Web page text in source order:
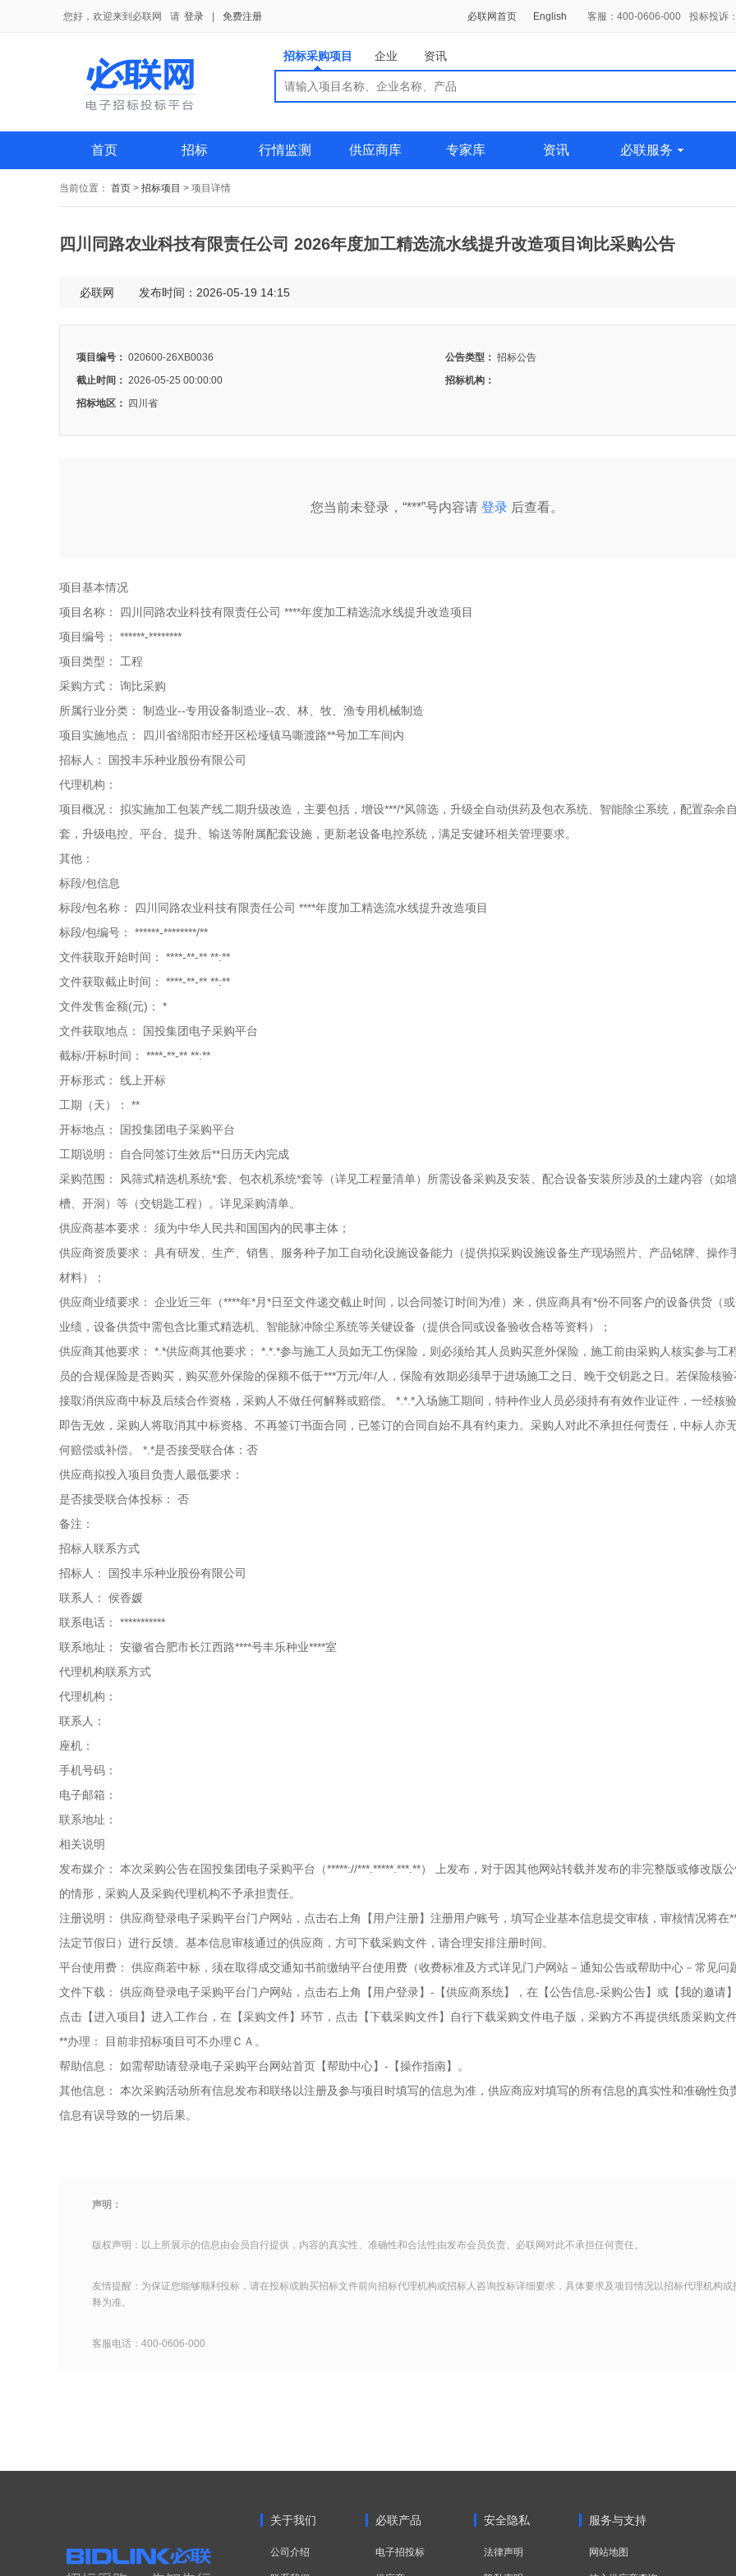
必联网首页 English 客服：400-0606-000 投标投诉
您好，欢迎来到必联网 请 登录 免费注册
招标采购项目 企业 资讯
首页 招标 行情监测 供应商库 专家库 资讯 必联服务
当前位置： 首页 > 招标项目 > 项目详情
四川同路农业科技有限责任公司 2026年度加工精选流水线提升改造项目询比采购公告
必联网 发布时间：2026-05-19 14:15
项目编号： 020600-26XB0036 公告类型： 招标公告
截止时间： 2026-05-25 00:00:00
招标机构：
招标地区：
四川省
您当前未登录，“***”号内容请 登录 后查看。
项目基本情况
项目名称：
四川同路农业科技有限责任公司 ****年度加工精选流水线提升改造项目
项目编号：
******-********
项目类型：
工程
采购方式：
询比采购
所属行业分类：
制造业--专用设备制造业--农、林、牧、渔专用机械制造
项目实施地点：
四川省绵阳市经开区松垭镇马嘶渡路**号加工车间内
招标人：
国投丰乐种业股份有限公司
代理机构：
项目概况：
拟实施加工包装产线二期升级改造，主要包括，增设***/*风筛选，升级全自动供药及包衣系统、智能除尘系统，配置杂余
套，升级电控、平台、提升、输送等附属配套设施，更新老设备电控系统，满足安健环相关管理要求。
其他：
标段/包信息
标段/包名称：
四川同路农业科技有限责任公司 ****年度加工精选流水线提升改造项目
标段/包编号：
******-********/**
文件获取开始时间：
****-**-** **:**
文件获取截止时间：
****-**-** **:**
文件发售金额(元)：
*
文件获取地点：
国投集团电子采购平台
截标/开标时间：
****-**-** **:**
开标形式：
线上开标
工期（天）：
**
开标地点：
国投集团电子采购平台
工期说明：
自合同签订生效后**日历天内完成
采购范围：
风筛式精选机系统*套、包衣机系统*套等（详见工程量清单）所需设备采购及安装、配合设备安装所涉及的土建内容（如
槽、开洞）等（交钥匙工程）。详见采购清单。
供应商基本要求：
须为中华人民共和国国内的民事主体；
供应商资质要求：
具有研发、生产、销售、服务种子加工自动化设施设备能力（提供拟采购设施设备生产现场照片、产品铭牌、操作
材料）；
供应商业绩要求：
企业近三年（****年*月*日至文件递交截止时间，以合同签订时间为准）来，供应商具有*份不同客户的设备供货（或
业绩，设备供货中需包含比重式精选机、智能脉冲除尘系统等关键设备（提供合同或设备验收合格等资料）；
供应商其他要求：
*.*供应商其他要求： *.*.*参与施工人员如无工伤保险，则必须给其人员购买意外保险，施工前由采购人核实参与工
员的合规保险是否购买，购买意外保险的保额不低于***万元/年/人，保险有效期必须早于进场施工之日、晚于交钥匙之日。若保险核
接取消供应商中标及后续合作资格，采购人不做任何解释或赔偿。 *.*.*入场施工期间，特种作业人员必须持有有效作业证件，一经核
即告无效，采购人将取消其中标资格、不再签订书面合同，已签订的合同自始不具有约束力。采购人对此不承担任何责任，中标人亦
何赔偿或补偿。 *.*是否接受联合体：否
供应商拟投入项目负责人最低要求：
是否接受联合体投标：
否
备注：
招标人联系方式
招标人：
国投丰乐种业股份有限公司
联系人：
侯香媛
联系电话：
***********
联系地址：
安徽省合肥市长江西路****号丰乐种业****室
代理机构联系方式
代理机构：
联系人：
座机：
手机号码：
电子邮箱：
联系地址：
相关说明
发布媒介：
本次采购公告在国投集团电子采购平台（*****://***.*****.***.**） 上发布，对于因其他网站转载并发布的非完整版或修改版
的情形，采购人及采购代理机构不予承担责任。
注册说明：
供应商登录电子采购平台门户网站，点击右上角【用户注册】注册用户账号，填写企业基本信息提交审核，审核情况将在
法定节假日）进行反馈。基本信息审核通过的供应商，方可下载采购文件，请合理安排注册时间。
平台使用费：
供应商若中标，须在取得成交通知书前缴纳平台使用费（收费标准及方式详见门户网站－通知公告或帮助中心－常见问
文件下载：
供应商登录电子采购平台门户网站，点击右上角【用户登录】-【供应商系统】，在【公告信息-采购公告】或【我的邀请
点击【进入项目】进入工作台，在【采购文件】环节，点击【下载采购文件】自行下载采购文件电子版，采购方不再提供纸质采购文件
**办理：
目前非招标项目可不办理ＣＡ。
帮助信息：
如需帮助请登录电子采购平台网站首页【帮助中心】-【操作指南】。
其他信息：
本次采购活动所有信息发布和联络以注册及参与项目时填写的信息为准，供应商应对填写的所有信息的真实性和准确性负
信息有误导致的一切后果。
声明：
版权声明：以上所展示的信息由会员自行提供，内容的真实性、准确性和合法性由发布会员负责。必联网对此不承担任何责任。
友情提醒：为保证您能够顺利投标，请在投标或购买招标文件前向招标代理机构或招标人咨询投标详细要求，具体要求及项目情况以招标代理机构或
释为准。
客服电话：400-0606-000
关于我们
公司介绍
必联产品
电子招投标
安全隐私
法律声明
服务与支持
网站地图